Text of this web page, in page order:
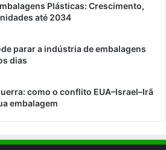
Plásticas: Crescimento,
até 2034
parar a indústria de embalagens
dias
como o conflito EUA–Israel–Irã
embalagem